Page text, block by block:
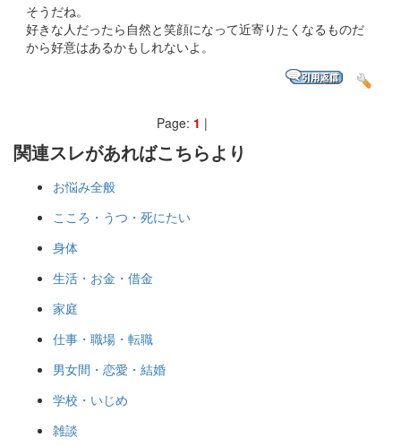
そうだね。
好きな人だったら自然と笑顔になって近寄りたくなるものだ
から好意はあるかもしれないよ。
Page: 1 |
関連スレがあればこちらより
お悩み全般
こころ・うつ・死にたい
身体
生活・お金・借金
家庭
仕事・職場・転職
男女間・恋愛・結婚
学校・いじめ
雑談